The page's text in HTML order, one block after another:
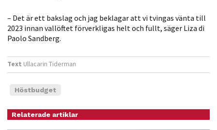
– Det är ett bakslag och jag beklagar att vi tvingas vänta till
2023 innan vallöftet förverkligas helt och fullt, säger Liza di
Paolo Sandberg.
Text Ullacarin Tiderman
Höstbudget
Relaterade artiklar
med dig av dina
intressen och ditt
personligt